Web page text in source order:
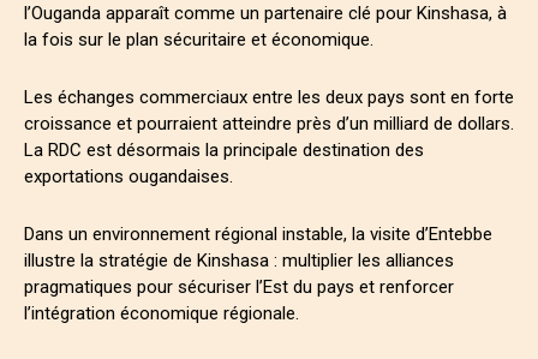
l’Ouganda apparaît comme un partenaire clé pour Kinshasa, à
la fois sur le plan sécuritaire et économique.
Les échanges commerciaux entre les deux pays sont en forte
croissance et pourraient atteindre près d’un milliard de dollars.
La RDC est désormais la principale destination des
exportations ougandaises.
Dans un environnement régional instable, la visite d’Entebbe
illustre la stratégie de Kinshasa : multiplier les alliances
pragmatiques pour sécuriser l’Est du pays et renforcer
l’intégration économique régionale.